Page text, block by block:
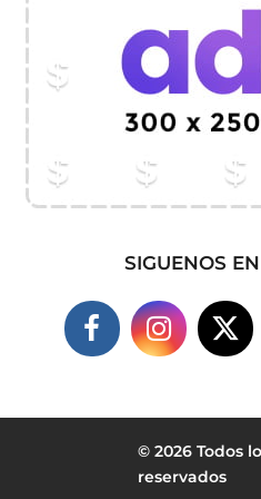
SIGUENOS EN
© 2026 Todos
reservados